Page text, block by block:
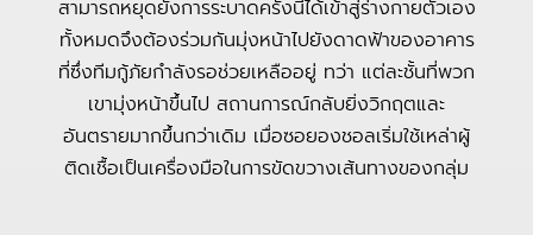
สามารถหยุดยั้งการระบาดครั้งนี้ได้เข้าสู่ร่างกายตัวเอง
ทั้งหมดจึงต้องร่วมกันมุ่งหน้าไปยังดาดฟ้าของอาคาร
ที่ซึ่งทีมกู้ภัยกำลังรอช่วยเหลืออยู่ ทว่า แต่ละชั้นที่พวก
เขามุ่งหน้าขึ้นไป สถานการณ์กลับยิ่งวิกฤตและ
อันตรายมากขึ้นกว่าเดิม เมื่อซอยองชอลเริ่มใช้เหล่าผู้
ติดเชื้อเป็นเครื่องมือในการขัดขวางเส้นทางของกลุ่ม